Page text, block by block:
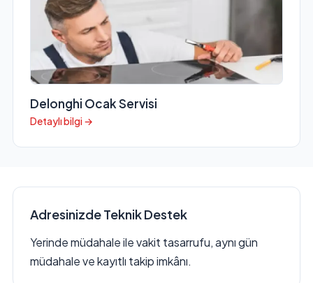
Delonghi Ocak Servisi
Detaylı bilgi →
Adresinizde Teknik Destek
Yerinde müdahale ile vakit tasarrufu, aynı gün
müdahale ve kayıtlı takip imkânı.